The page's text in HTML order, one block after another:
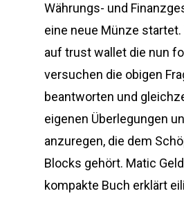
Währungs- und
eine neue Münze startet.
auf trust wallet die nun
versuchen die obigen
beantworten und
eigenen Überlegungen
anzuregen, die dem
Blocks gehört. Matic
kompakte Buch erklärt